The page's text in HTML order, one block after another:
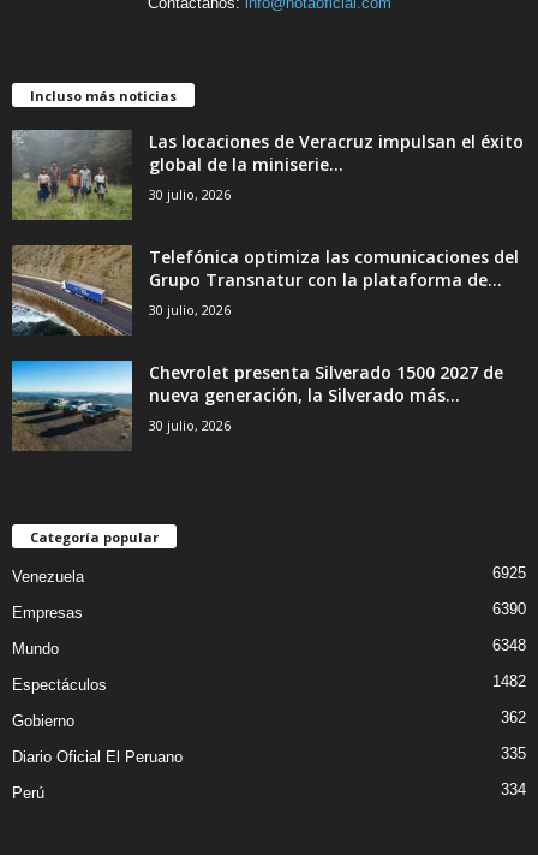
Incluso más noticias
Las locaciones de Veracruz impulsan el éxito
global de la miniserie...
30 julio, 2026
Telefónica optimiza las comunicaciones del
Grupo Transnatur con la plataforma de...
30 julio, 2026
Chevrolet presenta Silverado 1500 2027 de
nueva generación, la Silverado más...
30 julio, 2026
Categoría popular
Venezuela 6925
Empresas 6390
Mundo 6348
Espectáculos 1482
Gobierno 362
Diario Oficial El Peruano 335
Perú 334